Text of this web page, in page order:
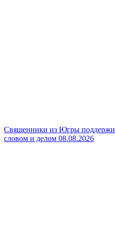
Священники из Югры
словом и делом 08.08.2026